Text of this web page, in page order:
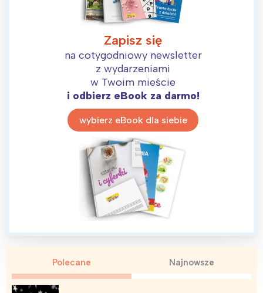
Zapisz się
na cotygodniowy newsletter
z wydarzeniami
w Twoim mieście
i odbierz eBook za darmo!
wybierz eBook dla siebie
Polecane Najnowsze